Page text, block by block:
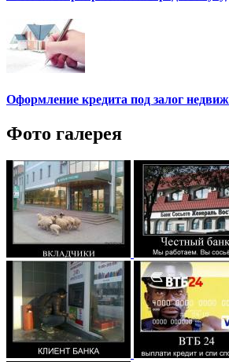
Оформление кредита под залог
Фото галерея